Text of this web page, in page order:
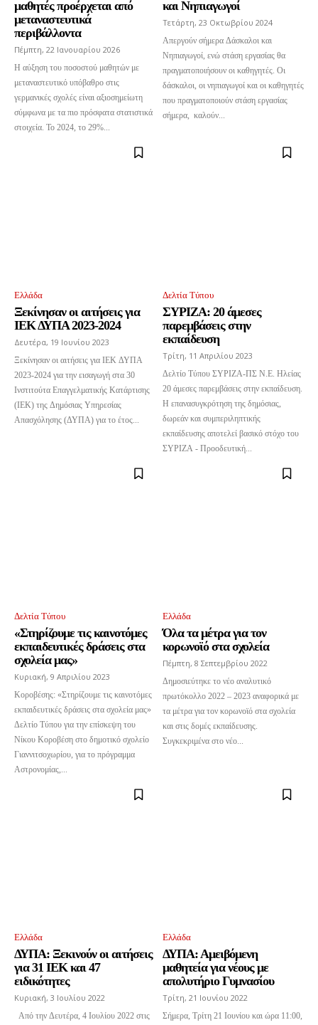
μαθητές προέρχεται από
μεταναστευτικά
περιβάλλοντα
Πέμπτη, 22 Ιανουαρίου 2026
Η αύξηση του ποσοστού μαθητών με
μεταναστευτικό υπόβαθρο στις
γερμανικές σχολές είναι αξιοσημείωτη
σύμφωνα με τα πιο πρόσφατα στατιστικά
στοιχεία. Το 2024, το 29%...
και Νηπιαγωγοί
Τετάρτη, 23 Οκτωβρίου 2024
Απεργούν σήμερα Δάσκαλοι και
Νηπιαγωγοί, ενώ στάση εργασίας θα
πραγματοποιήσουν οι καθηγητές. Οι
δάσκαλοι, οι νηπιαγωγοί και οι καθηγητές
που πραγματοποιούν στάση εργασίας
σήμερα, καλούν...
Ελλάδα
Ξεκίνησαν οι αιτήσεις για
ΙΕΚ ΔΥΠΑ 2023-2024
Δευτέρα, 19 Ιουνίου 2023
Ξεκίνησαν οι αιτήσεις για ΙΕΚ ΔΥΠΑ
2023-2024 για την εισαγωγή στα 30
Ινστιτούτα Επαγγελματικής Κατάρτισης
(ΙΕΚ) της Δημόσιας Υπηρεσίας
Απασχόλησης (ΔΥΠΑ) για το έτος...
Δελτία Τύπου
ΣΥΡΙΖΑ: 20 άμεσες
παρεμβάσεις στην
εκπαίδευση
Τρίτη, 11 Απριλίου 2023
Δελτίο Τύπου ΣΥΡΙΖΑ-ΠΣ Ν.Ε. Ηλείας
20 άμεσες παρεμβάσεις στην εκπαίδευση.
Η επανασυγκρότηση της δημόσιας,
δωρεάν και συμπεριληπτικής
εκπαίδευσης αποτελεί βασικό στόχο του
ΣΥΡΙΖΑ - Προοδευτική...
Δελτία Τύπου
«Στηρίζουμε τις καινοτόμες
εκπαιδευτικές δράσεις στα
σχολεία μας»
Κυριακή, 9 Απριλίου 2023
Κοροβέσης: «Στηρίζουμε τις καινοτόμες
εκπαιδευτικές δράσεις στα σχολεία μας»
Δελτίο Τύπου για την επίσκεψη του
Νίκου Κοροβέση στο δημοτικό σχολείο
Γιαννιτσοχωρίου, για το πρόγραμμα
Αστρονομίας,...
Ελλάδα
Όλα τα μέτρα για τον
κορωνοϊό στα σχολεία
Πέμπτη, 8 Σεπτεμβρίου 2022
Δημοσιεύτηκε το νέο αναλυτικό
πρωτόκολλο 2022 – 2023 αναφορικά με
τα μέτρα για τον κορωνοϊό στα σχολεία
και στις δομές εκπαίδευσης.
Συγκεκριμένα στο νέο...
Ελλάδα
ΔΥΠΑ: Ξεκινούν οι αιτήσεις
για 31 ΙΕΚ και 47
ειδικότητες
Κυριακή, 3 Ιουλίου 2022
Ελλάδα
ΔΥΠΑ: Αμειβόμενη
μαθητεία για νέους με
απολυτήριο Γυμνασίου
Τρίτη, 21 Ιουνίου 2022
Σήμερα, Τρίτη 21 Ιουνίου και ώρα 11:00,